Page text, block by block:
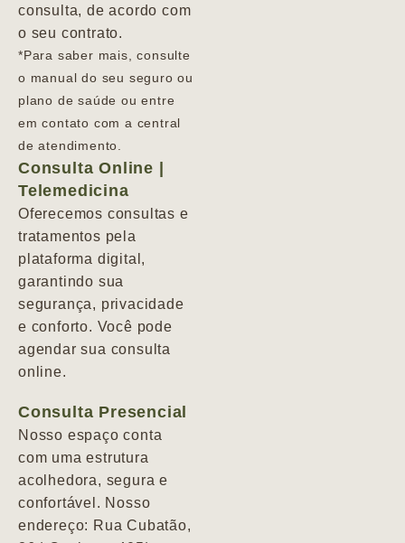
consulta, de acordo com
o seu contrato.
*Para saber mais, consulte
o manual do seu seguro ou
plano de saúde ou entre
em contato com a central
de atendimento.
Consulta Online |
Telemedicina
Oferecemos consultas e
tratamentos pela
plataforma digital,
garantindo sua
segurança, privacidade
e conforto. Você pode
agendar sua consulta
online.
Consulta Presencial
Nosso espaço conta
com uma estrutura
acolhedora, segura e
confortável. Nosso
endereço: Rua Cubatão,